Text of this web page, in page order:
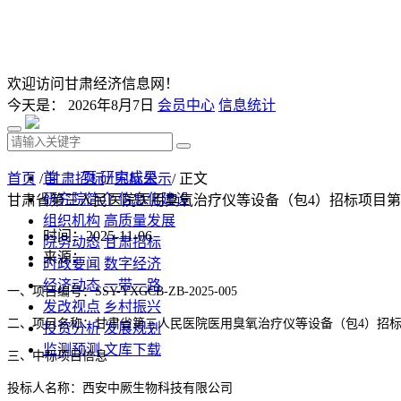
欢迎访问甘肃经济信息网！
今天是： 2026年8月7日 会员中心 信息统计
首 页 研究成果
研究院简介 信息化建设
组织机构 高质量发展
院务动态 甘肃招标
时政要闻 数字经济
经济动态 一带一路
发改视点 乡村振兴
投资分析 发展规划
监测预测 文库下载
首页 /甘肃招标/中标公示/ 正文
甘肃省第三人民医院医用臭氧治疗仪等设备（包4）招标项目
时间：2025-11-06
来源：
一、项目编号：SSY-YXGCB-ZB-2025-005
二、项目名称：甘肃省第三人民医院医用臭氧治疗仪等设备（包4）招
三、中标项目信息
投标人名称： 西安中厥生物科技有限公司